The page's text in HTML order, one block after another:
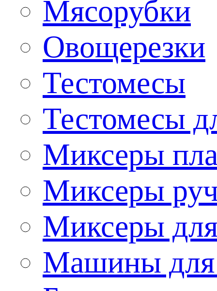
Мясорубки
Овощерезки
Тестомесы
Тестомесы
Миксеры
Миксеры
Миксеры
Машины для